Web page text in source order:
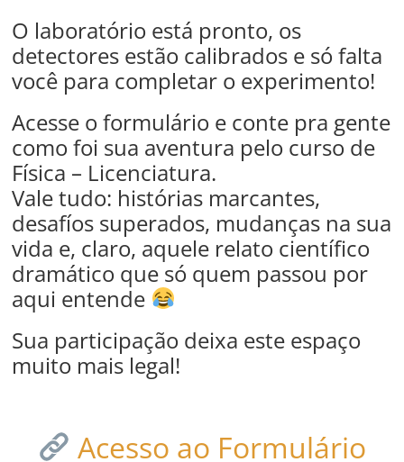
O laboratório está pronto, os
detectores estão calibrados e só falta
você para completar o experimento!
Acesse o formulário e conte pra gente
como foi sua aventura pelo curso de
Física – Licenciatura.
Vale tudo: histórias marcantes,
desafíos superados, mudanças na sua
vida e, claro, aquele relato científico
dramático que só quem passou por
aqui entende
Sua participação deixa este espaço
muito mais legal!
Acesso ao Formulário